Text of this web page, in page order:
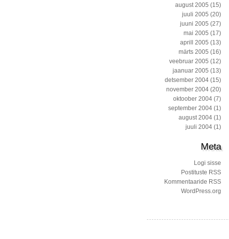
august 2005 (15)
juuli 2005 (20)
juuni 2005 (27)
mai 2005 (17)
aprill 2005 (13)
märts 2005 (16)
veebruar 2005 (12)
jaanuar 2005 (13)
detsember 2004 (15)
november 2004 (20)
oktoober 2004 (7)
september 2004 (1)
august 2004 (1)
juuli 2004 (1)
Meta
Logi sisse
Postituste RSS
Kommentaaride RSS
WordPress.org